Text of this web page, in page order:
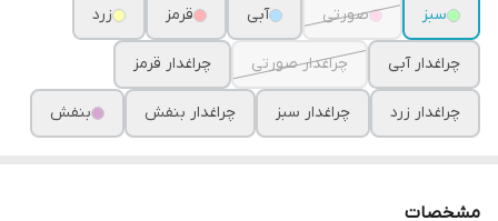
سبز
صورتی آبی قرمز زرد
چراغدار آبی چراغدار صورتی چراغدار قرمز
چراغدار زرد چراغدار سبز چراغدار بنفش بنفش
مشخصات